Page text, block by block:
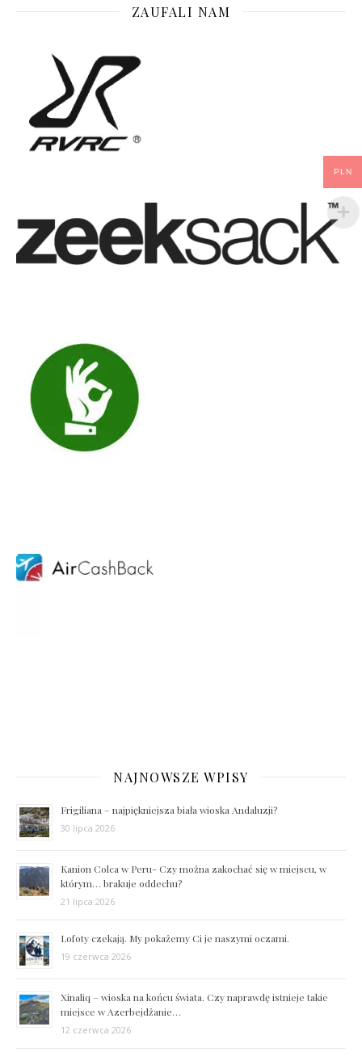
ZAUFALI NAM
NAJNOWSZE WPISY
Frigiliana – najpiękniejsza biała wioska Andaluzji?
30 lipca 2026
Kanion Colca w Peru- Czy można zakochać się w miejscu, w
którym… brakuje oddechu?
21 lipca 2026
Lofoty czekają. My pokażemy Ci je naszymi oczami.
19 czerwca 2026
Xinaliq – wioska na końcu świata. Czy naprawdę istnieje takie
miejsce w Azerbejdżanie…
12 czerwca 2026
PLN